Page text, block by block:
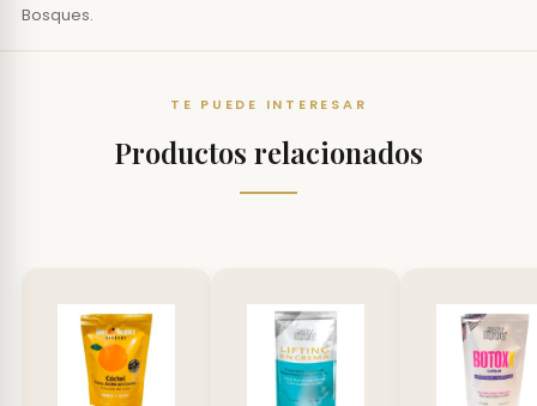
Bosques.
TE PUEDE INTERESAR
Productos relacionados